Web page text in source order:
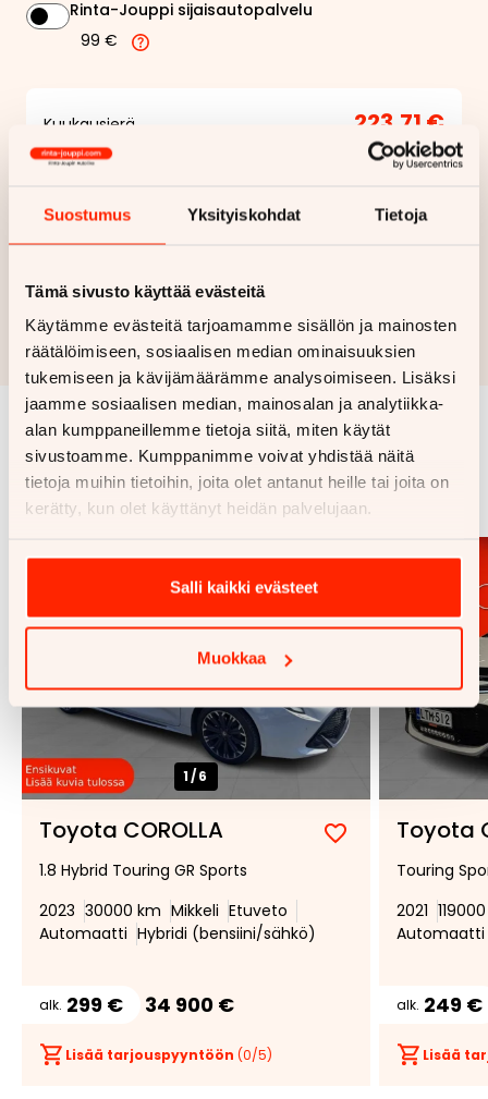
Suostumus Yksityiskohdat Tietoja
Tämä sivusto käyttää evästeitä
Käytämme evästeitä tarjoamamme sisällön ja mainosten
räätälöimiseen, sosiaalisen median ominaisuuksien
tukemiseen ja kävijämäärämme analysoimiseen. Lisäksi
jaamme sosiaalisen median, mainosalan ja analytiikka-
alan kumppaneillemme tietoja siitä, miten käytät
sivustoamme. Kumppanimme voivat yhdistää näitä
tietoja muihin tietoihin, joita olet antanut heille tai joita on
kerätty, kun olet käyttänyt heidän palvelujaan.
Salli kaikki evästeet
Muokkaa
Rinta-Jouppi sijaisautopalvelu
99 €
Kuukausierä 223,71 €
Näytähintaerittely
Haluan myös tarjouksen vakuutuksesta
Hae rahoitustarjous
Rahoituslaskelma on suuntaa antava ja edellyttää hyväksytyn
luottopäätöksen ja kaskovakuutuksen.
Samankaltaisia ajoneuvoja
Katso kaikki
1/6
Toyota COROLLA
Lisää
suosikiksi
Poista
suosikeista
1.8 Hybrid Touring GR Sports
2023 30000 km Mikkeli Etuveto
Automaatti Hybridi (bensiini/sähkö)
alk. 299 € 34 900 €
Lisää tarjouspyyntöön (0/5)
Toyota
Touring
2021
Automaatti
alk. 249 €
Lisää